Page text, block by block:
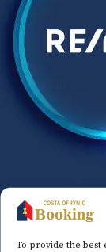
To provide the best